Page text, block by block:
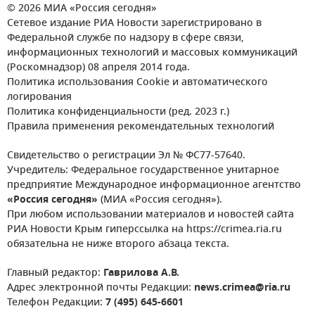
© 2026 МИА «Россия сегодня»
Сетевое издание РИА Новости зарегистрировано в
Федеральной службе по надзору в сфере связи,
информационных технологий и массовых коммуникаций
(Роскомнадзор) 08 апреля 2014 года.
Политика использования Cookie и автоматического
логирования
Политика конфиденциальности (ред. 2023 г.)
Правила применения рекомендательных технологий
Свидетельство о регистрации Эл № ФС77-57640.
Учредитель: Федеральное государственное унитарное
предприятие Международное информационное агентство
«Россия сегодня» (МИА «Россия сегодня»).
При любом использовании материалов и новостей сайта
РИА Новости Крым гиперссылка на https://crimea.ria.ru
обязательна не ниже второго абзаца текста.
Главный редактор: Гаврилова А.В.
Адрес электронной почты Редакции: news.crimea@ria.ru
Телефон Редакции: 7 (495) 645-6601